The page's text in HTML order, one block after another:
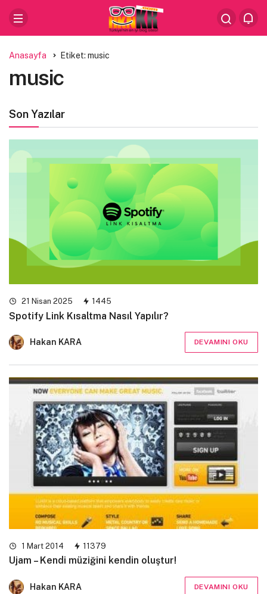
Anasayfa Etiket: music
music
Son Yazılar
21 Nisan 2025 1445
Spotify Link Kısaltma Nasıl Yapılır?
Hakan KARA DEVAMINI OKU
1 Mart 2014 11379
Ujam – Kendi müziğini kendin oluştur!
Hakan KARA DEVAMINI OKU